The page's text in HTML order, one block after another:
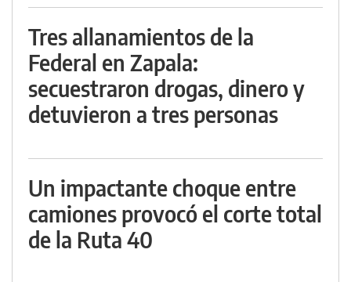
Tres allanamientos de la
Federal en Zapala:
secuestraron drogas, dinero y
detuvieron a tres personas
Un impactante choque entre
camiones provocó el corte total
de la Ruta 40